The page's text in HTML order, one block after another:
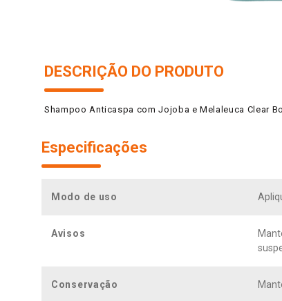
DESCRIÇÃO DO PRODUTO
Shampoo Anticaspa com Jojoba e Melaleuca Clear
Especificações
Modo de uso
Avisos
Conservação